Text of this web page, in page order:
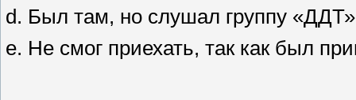
d. Был там, но слушал группу «ДДТ»
e. Не смог приехать, так как был